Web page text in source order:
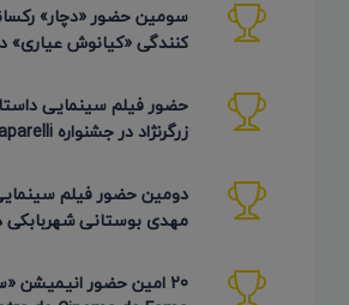
سومین حضور «دچار»
حضور فیلم سینمایی
دومین حضور فیلم
20 امین حضور